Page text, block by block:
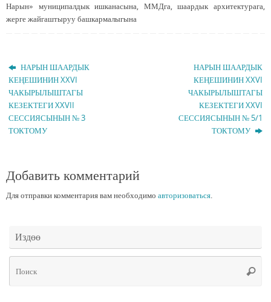
Нарын» муниципалдык ишканасына, ММДга, шаардык архитектурага,
жерге жайгаштыруу башкармалыгына
НАРЫН ШААРДЫК
КЕҢЕШИНИН XXVI
ЧАКЫРЫЛЫШТАГЫ
КЕЗЕКТЕГИ XXVII
СЕССИЯСЫНЫН № 3
ТОКТОМУ
НАРЫН ШААРДЫК
КЕҢЕШИНИН XXVI
ЧАКЫРЫЛЫШТАГЫ
КЕЗЕКТЕГИ XXVI
СЕССИЯСЫНЫН № 5/1
ТОКТОМУ
Добавить комментарий
Для отправки комментария вам необходимо авторизоваться.
Издөө
Поиск